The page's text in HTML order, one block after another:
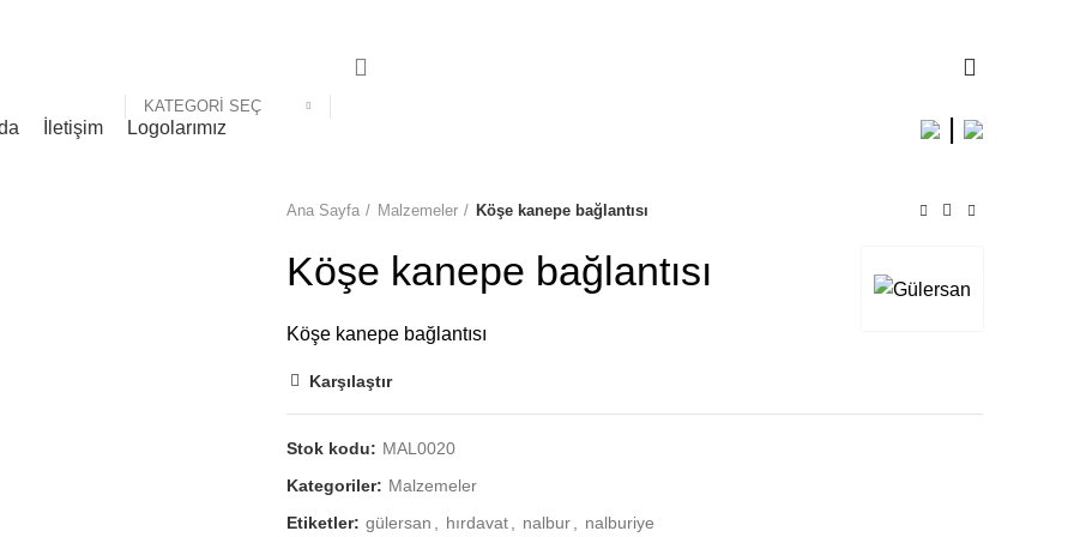
KATEGORI SEÇ
İletişim Logolarımız |
Ana Sayfa
Malzemeler Köşe kanepe bağlantısı
Köşe kanepe bağlantısı
Köşe kanepe bağlantısı
Karşılaştır
Stok kodu: MAL0020
Kategoriler: Malzemeler
Etiketler: gülersan hırdavat nalbur nalburiye